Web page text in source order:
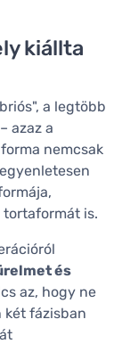
kiállta
a legtöbb
azaz a
nemcsak
is.
és
az, hogy ne
két fázisban